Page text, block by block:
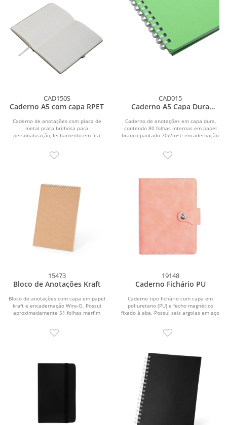
CAD150S
Caderno A5 com capa RPET
Caderno de anotações com placa de
metal prata brilhosa para
personalização, fechamento em fita
CAD015
Caderno A5 Capa Dura
Caderno de anotações em capa dura,
contendo 80 folhas internas em papel
branco pautado 70g/m² e encadernação
15473
Bloco de Anotações Kraft
Bloco de anotações com capa em papel
kraft e encadernação Wire-O. Possui
aproximadamente 51 folhas marfim
19148
Caderno Fichário PU
Caderno tipo fichário com capa em
poliuretano (PU) e fecho magnético
fixado à aba. Possui seis argolas em aço